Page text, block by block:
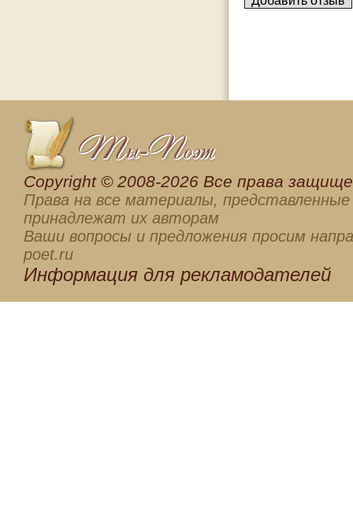
Сopyright © 2008-2026 Все права
Права на все материалы, представленные
принадлежат их авторам
Ваши вопросы и предложения просим
poet.ru
Информация для рекламодателей